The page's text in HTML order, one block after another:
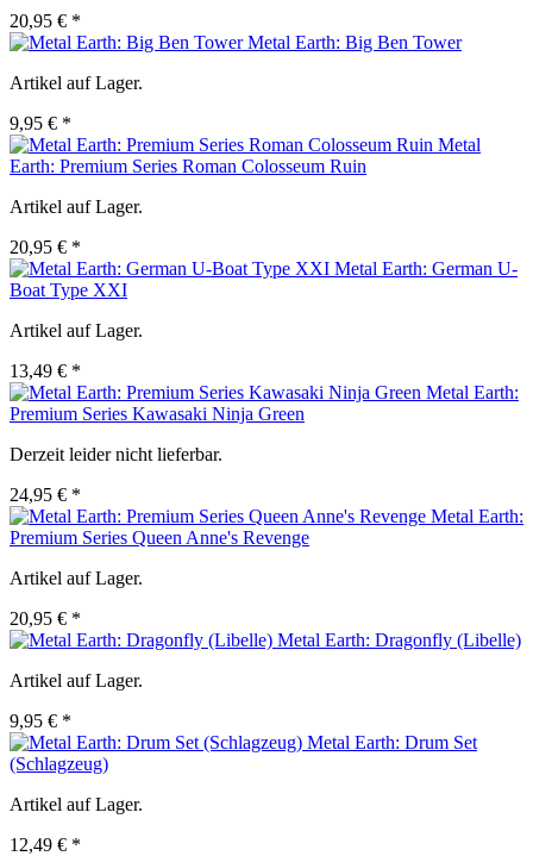
20,95 € *
Metal Earth: Big Ben Tower
Artikel auf Lager.
9,95 € *
Metal
Earth: Premium Series Roman Colosseum Ruin
Artikel auf Lager.
20,95 € *
Metal Earth: German U-
Boat Type XXI
Artikel auf Lager.
13,49 € *
Metal Earth:
Premium Series Kawasaki Ninja Green
Derzeit leider nicht lieferbar.
24,95 € *
Metal Earth:
Premium Series Queen Anne's Revenge
Artikel auf Lager.
20,95 € *
Metal Earth: Dragonfly (Libelle)
Artikel auf Lager.
9,95 € *
Metal Earth: Drum Set
(Schlagzeug)
Artikel auf Lager.
12,49 € *